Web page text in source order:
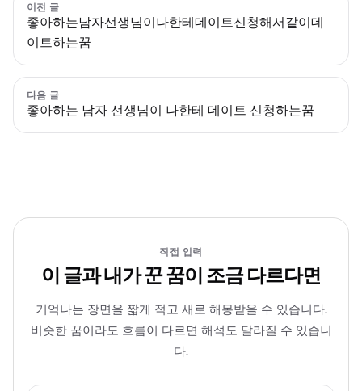
이전 글
좋아하는남자선생님이나한테데이트신청해서같이데
이트하는꿈
다음 글
좋아하는 남자 선생님이 나한테 데이트 신청하는꿈
직접 입력
이 글과 내가 꾼 꿈이 조금 다르다면
기억나는 장면을 짧게 적고 새로 해몽받을 수 있습니다.
비슷한 꿈이라도 흐름이 다르면 해석도 달라질 수 있습니
다.